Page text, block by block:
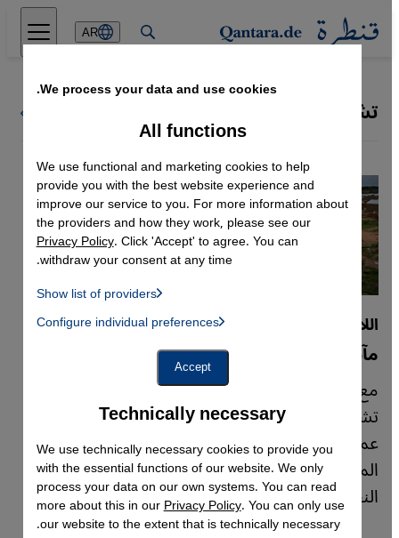
Direkt zum Inhalt springen
AR
تشاد
اللاجئون السودانيون في تشاد
مآسٍ إنسانية وسط مستقبل غامض
مع عبور أكثر من نصف مليون سوداني الحدود إلى
تشاد هربا من الحرب المستعرة في بلادهم، يكافح
عمال الإغاثة لتلبية احتياجاتهم وسط اكتظاظ
المخيمات ونقص التمويل وانتشار الصدمات
النفسية.
We process your data and use cookies.
Technically necessary
We use technically necessary cookies to provide you
with the essential functions of our website. We only
process your data on our own systems. You can read
more about this in ourPrivacy Policy. You can only use
our website to the extent that is technically necessary.
All functions
We use functional and marketing cookies to help
provide you with the best website experience and
improve our service to you. For more information about
the providers and how they work, please see our
Privacy Policy. Click 'Accept' to agree. You can
withdraw your consent at any time.
Show list of providers
Instagram Embed, Twitter Embed, Youtube Embed
Facebook Embed / Facebook Connect
Google Maps Embed
Configure individual preferences
Accept